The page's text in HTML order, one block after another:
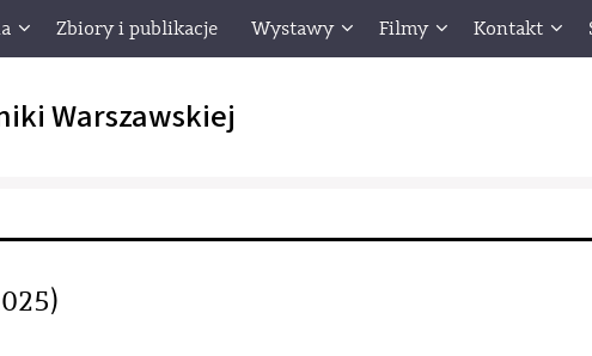
Zbiory i publikacje Wystawy Filmy Kontakt
Warszawskiej